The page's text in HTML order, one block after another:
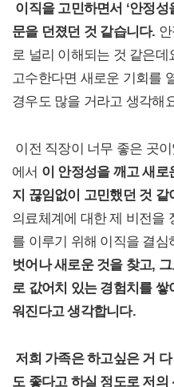
이직을 고민하면서 ‘안정
문을 던졌던 것 같습니다.
로 널리 이해되는 것 같은
고수한다면 새로운 기회를
경우도 많을 거라고 생각해
이전 직장이 너무 좋은 곳
에서 이 안정성을 깨고 새
지 끊임없이 고민했던 것 같
의료체계에 대한 제 비전을
를 이루기 위해 이직을 결심
벗어나 새로운 것을 찾고,
로 값어치 있는 경험치를
워진다고 생각합니다.
저희 가족은 하고싶은 거
도 좋다고 하실 정도로 저의